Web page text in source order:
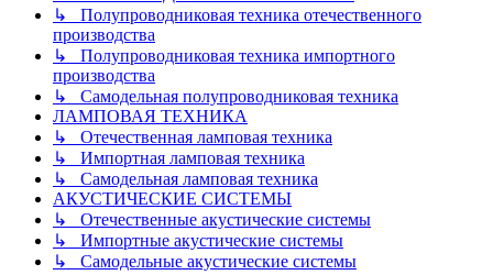
↳ Полупроводниковая техника отечественного
производства
↳ Полупроводниковая техника импортного
производства
↳ Самодельная полупроводниковая техника
ЛАМПОВАЯ ТЕХНИКА
↳ Отечественная ламповая техника
↳ Импортная ламповая техника
↳ Самодельная ламповая техника
АКУСТИЧЕСКИЕ СИСТЕМЫ
↳ Отечественные акустические системы
↳ Импортные акустические системы
↳ Самодельные акустические системы